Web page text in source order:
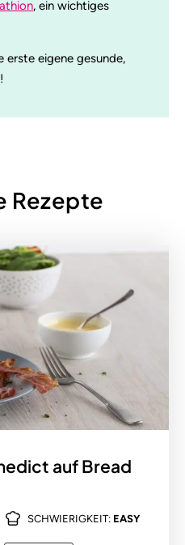
, ein wichtiges
erste eigene gesunde,
Rezepte
auf Bread
SCHWIERIGKEIT: EASY